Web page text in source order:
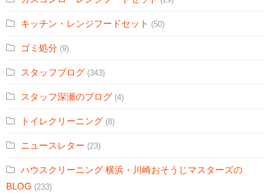
キッチン・レンジフードセット (50)
ゴミ処分 (9)
スタッフブログ (343)
スタッフ深瀬のブログ (4)
トイレクリーニング (8)
ニュースレター (23)
ハウスクリーニング 横浜・川崎おそうじマスターズの
BLOG (233)